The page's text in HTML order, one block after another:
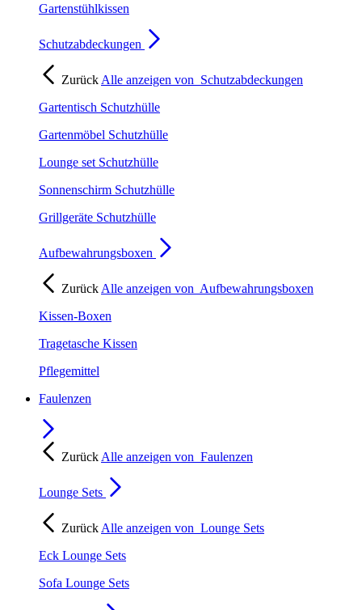
Gartenstühlkissen
Schutzabdeckungen
Zurück Alle anzeigen von Schutzabdeckungen
Gartentisch Schutzhülle
Gartenmöbel Schutzhülle
Lounge set Schutzhülle
Sonnenschirm Schutzhülle
Grillgeräte Schutzhülle
Aufbewahrungsboxen
Zurück Alle anzeigen von Aufbewahrungsboxen
Kissen-Boxen
Tragetasche Kissen
Pflegemittel
Faulenzen
Zurück Alle anzeigen von Faulenzen
Lounge Sets
Zurück Alle anzeigen von Lounge Sets
Eck Lounge Sets
Sofa Lounge Sets